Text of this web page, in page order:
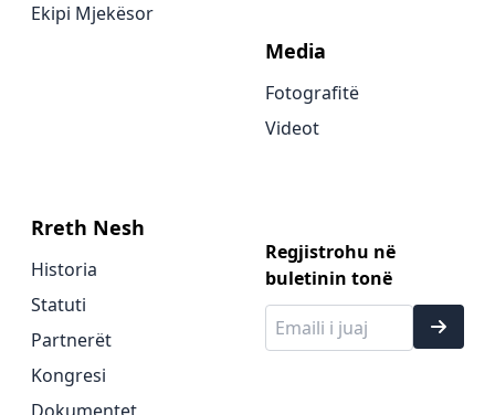
Ekipi Mjekësor
Media
Fotografitë
Videot
Rreth Nesh
Historia
Statuti
Partnerët
Kongresi
Regjistrohu në
buletinin tonë